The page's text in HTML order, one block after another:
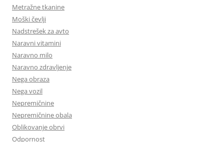
Metražne tkanine
Moški čevlji
Nadstrešek za avto
Naravni vitamini
Naravno milo
Naravno zdravljenje
Nega obraza
Nega vozil
Nepremičnine
Nepremičnine obala
Oblikovanje obrvi
Odpornost